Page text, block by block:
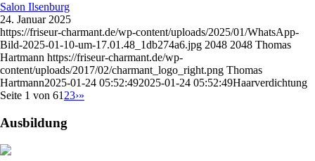
Salon Ilsenburg
24. Januar 2025
https://friseur-charmant.de/wp-content/uploads/2025/01/WhatsApp-
Bild-2025-01-10-um-17.01.48_1db274a6.jpg 2048 2048 Thomas
Hartmann https://friseur-charmant.de/wp-
content/uploads/2017/02/charmant_logo_right.png Thomas
Hartmann2025-01-24 05:52:492025-01-24 05:52:49Haarverdichtung
Seite 1 von 61 23›»
Ausbildung